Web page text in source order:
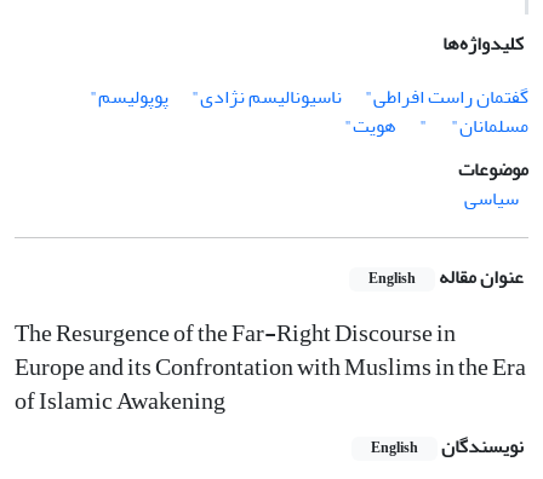
کلیدواژه‌ها
گفتمان راست افراطی"
ناسیونالیسم نژادی"
پوپولیسم"
مسلمانان"
"
هویت"
موضوعات
سیاسی
عنوان مقاله English
The Resurgence of the Far-Right Discourse in
Europe and its Confrontation with Muslims in the Era
of Islamic Awakening
نویسندگان English